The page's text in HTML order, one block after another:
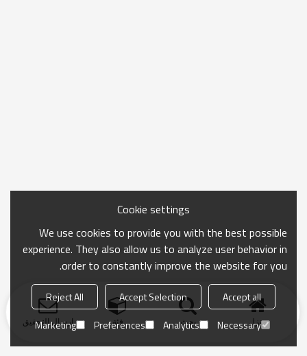
منزل بحث فئة ارسال التحقيق
Cookie settings
We use cookies to provide you with the best possible
experience. They also allow us to analyze user behavior in
order to constantly improve the website for you.
Accept all
Accept Selection
Reject All
Necessary
Analytics
Preferences
Marketing